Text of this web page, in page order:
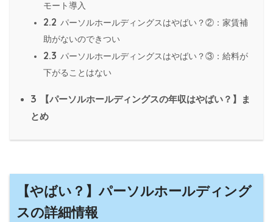
モート導入
2.2 パーソルホールディングスはやばい？②：家賃補
助がないのできつい
2.3 パーソルホールディングスはやばい？③：給料が
下がることはない
3
【パーソルホールディングスの年収はやばい？】ま
とめ
【やばい？】パーソルホールディング
スの詳細情報